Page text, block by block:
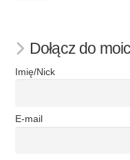
Dołącz do
Imię/Nick
E-mail